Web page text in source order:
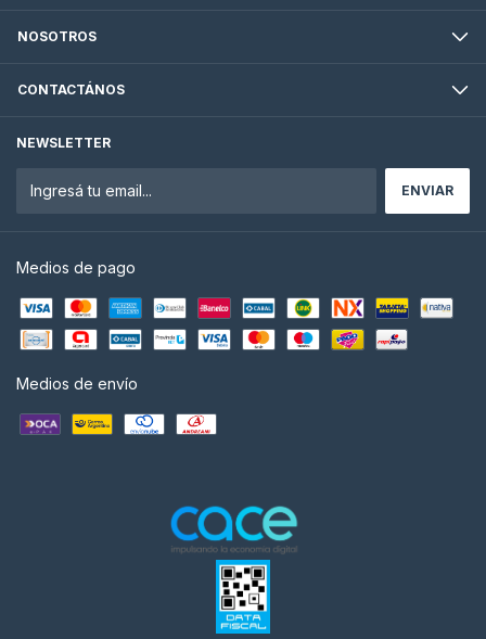
NOSOTROS
CONTACTÁNOS
NEWSLETTER
Medios de pago
Medios de envío